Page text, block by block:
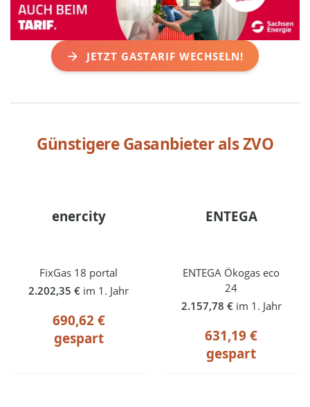
JETZT GASTARIF WECHSELN!
Günstigere Gasanbieter alsZVO
enercity
FixGas 18 portal
2.202,35 € im 1. Jahr
690,62 €
gespart
ENTEGA
ENTEGA Ökogas eco
24
2.157,78 € im 1. Jahr
631,19 €
gespart